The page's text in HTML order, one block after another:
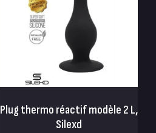
Plug thermo réactif modèle 2 L,
Silexd